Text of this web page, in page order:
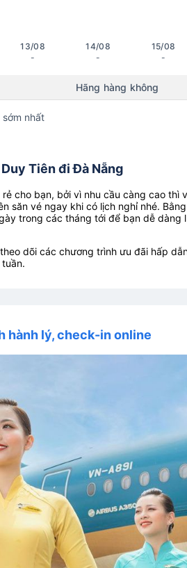
13/08
-
14/08
-
15/08
-
Hãng hàng không
nhất
Tiên đi Đà Nẵng
cho bạn, bởi vì nhu cầu càng cao thì
săn vé ngay khi có lịch nghỉ nhé. Bằng
trong các tháng tới để bạn dễ dàng
dõi các chương trình ưu đãi hấp
hành lý, check-in online